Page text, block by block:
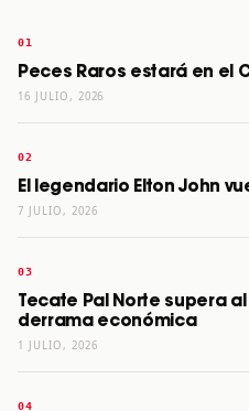
Peces Raros estará en el
16 JULIO, 2026
El legendario Elton John
7 JULIO, 2026
Tecate Pal Norte supera
derrama económica
1 JULIO, 2026